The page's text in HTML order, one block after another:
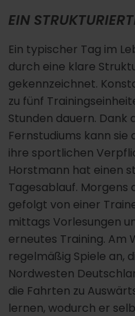
EIN
Ein typischer Tag im
durch eine klare
gekennzeichnet.
zu fünf
Stunden dauern. Dank
Fernstudiums kann sie
ihre sportlichen
Horstmann hat einen
Tagesablauf. Morgens
gefolgt von einer
mittags Vorlesungen
erneutes Training. Am
regelmäßig Spiele an,
Nordwesten
die Fahrten zu
lernen, wodurch er